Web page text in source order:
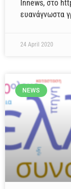
Innews, στο
ευανάγνωστα
24 April 2020
NEWS